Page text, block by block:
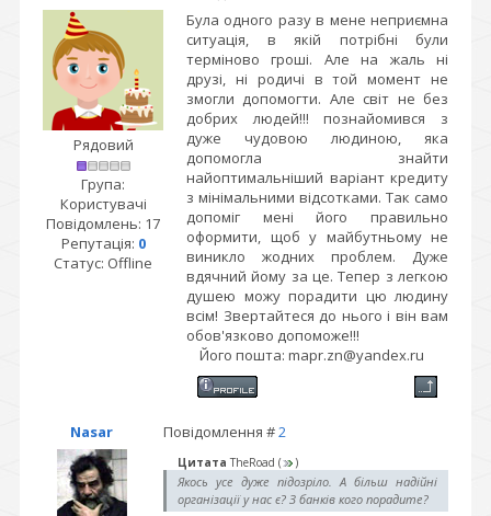
Рядовий
Група:
Користувачі
Повідомлень: 17
Репутація: 0
Статус: Offline
Була одного разу в мене неприємна
ситуація, в якій потрібні були
терміново гроші. Але на жаль ні
друзі, ні родичі в той момент не
змогли допомогти. Але світ не без
добрих людей!!! познайомився з
дуже чудовою людиною, яка
допомогла знайти
найоптимальніший варіант кредиту
з мінімальними відсотками. Так само
допоміг мені його правильно
оформити, щоб у майбутньому не
виникло жодних проблем. Дуже
вдячний йому за це. Тепер з легкою
душею можу порадити цю людину
всім! Звертайтеся до нього і він вам
обов'язково допоможе!!!
Його пошта: mapr.zn@yandex.ru
Nasar Повідомлення #2
Цитата TheRoad ( )
Якось усе дуже підозріло. А більш надійні
організації у нас є? З банків кого порадите?